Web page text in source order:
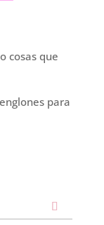
cosas que
para